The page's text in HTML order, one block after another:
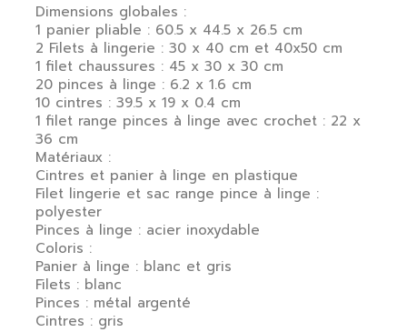
Dimensions globales :
1 panier pliable : 60.5 x 44.5 x 26.5 cm
2 Filets à lingerie : 30 x 40 cm et 40x50 cm
1 filet chaussures : 45 x 30 x 30 cm
20 pinces à linge : 6.2 x 1.6 cm
10 cintres : 39.5 x 19 x 0.4 cm
1 filet range pinces à linge avec crochet : 22 x
36 cm
Matériaux :
Cintres et panier à linge en plastique
Filet lingerie et sac range pince à linge :
polyester
Pinces à linge : acier inoxydable
Coloris :
Panier à linge : blanc et gris
Filets : blanc
Pinces : métal argenté
Cintres : gris